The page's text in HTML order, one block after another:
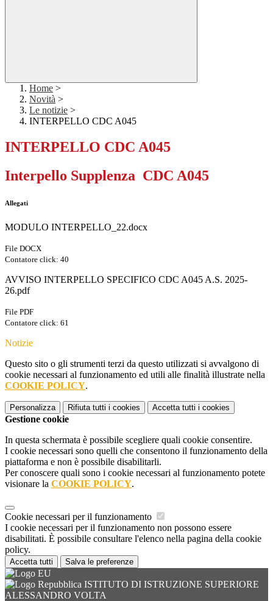
Home >
Novità >
Le notizie >
INTERPELLO CDC A045
INTERPELLO CDC A045
Interpello Supplenza CDC A045
Allegati
MODULO INTERPELLO_22.docx
File DOCX
Contatore click: 40
AVVISO INTERPELLO SPECIFICO CDC A045 A.S. 2025-
26.pdf
File PDF
Contatore click: 61
Notizie
Questo sito o gli strumenti terzi da questo utilizzati si avvalgono di
cookie necessari al funzionamento ed utili alle finalità illustrate nella
COOKIE POLICY.
Personalizza Rifiuta tutti i cookies Accetta tutti i cookies
Gestione cookie
In questa schermata è possibile scegliere quali cookie consentire.
I cookie necessari sono quelli che consentono il funzionamento della
piattaforma e non è possibile disabilitarli.
Per conoscere quali sono i cookie necessari al funzionamento potete
visionare la COOKIE POLICY.
Cookie necessari per il funzionamento
I cookie necessari per il funzionamento non possono essere
disabilitati. È possibile consultare l'elenco nella pagina della cookie
policy.
Accetta tutti Salva le preferenze
ISTITUTO DI ISTRUZIONE SUPERIORE
ALESSANDRO VOLTA